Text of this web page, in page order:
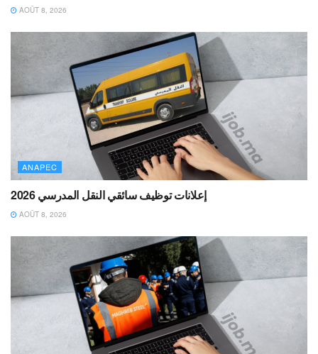
AOÛT 8, 2026
ANAPEC
إعلانات توظيف سائقي النقل المدرسي 2026
AOÛT 8, 2026